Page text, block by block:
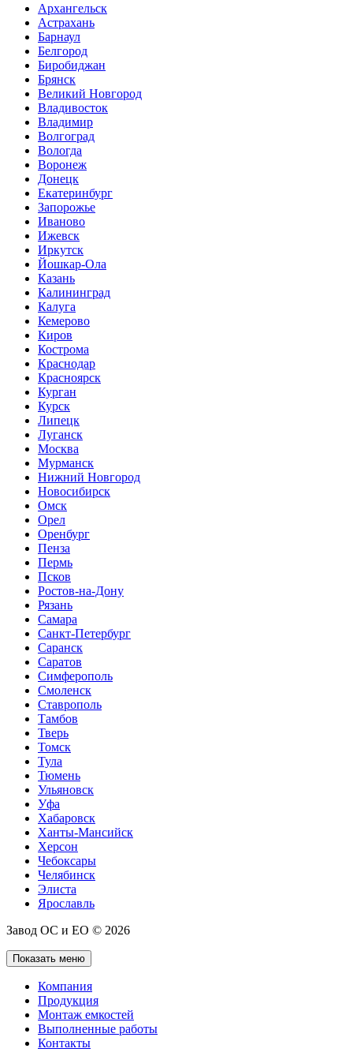
Архангельск
Астрахань
Барнаул
Белгород
Биробиджан
Брянск
Великий Новгород
Владивосток
Владимир
Волгоград
Вологда
Воронеж
Донецк
Екатеринбург
Запорожье
Иваново
Ижевск
Иркутск
Йошкар-Ола
Казань
Калининград
Калуга
Кемерово
Киров
Кострома
Краснодар
Красноярск
Курган
Курск
Липецк
Луганск
Москва
Мурманск
Нижний Новгород
Новосибирск
Омск
Орел
Оренбург
Пенза
Пермь
Псков
Ростов-на-Дону
Рязань
Самара
Санкт-Петербург
Саранск
Саратов
Симферополь
Смоленск
Ставрополь
Тамбов
Тверь
Томск
Тула
Тюмень
Ульяновск
Уфа
Хабаровск
Ханты-Мансийск
Херсон
Чебоксары
Челябинск
Элиста
Ярославль
Завод ОС и ЕО © 2026
Показать меню
Компания
Продукция
Монтаж емкостей
Выполненные работы
Контакты